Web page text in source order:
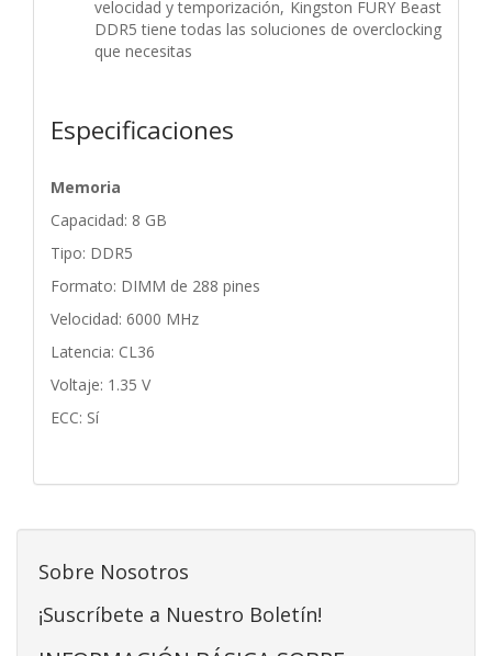
velocidad y temporización, Kingston FURY Beast
DDR5 tiene todas las soluciones de overclocking
que necesitas
Especificaciones
Memoria
Capacidad: 8 GB
Tipo: DDR5
Formato: DIMM de 288 pines
Velocidad: 6000 MHz
Latencia: CL36
Voltaje: 1.35 V
ECC: Sí
Sobre Nosotros
¡Suscríbete a Nuestro Boletín!